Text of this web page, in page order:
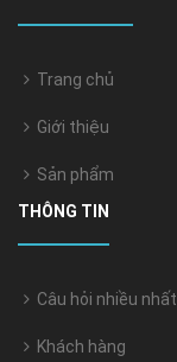
Trang chủ
Giới thiệu
Sản phẩm
THÔNG TIN
Câu hỏi nhiều nhất
Khách hàng